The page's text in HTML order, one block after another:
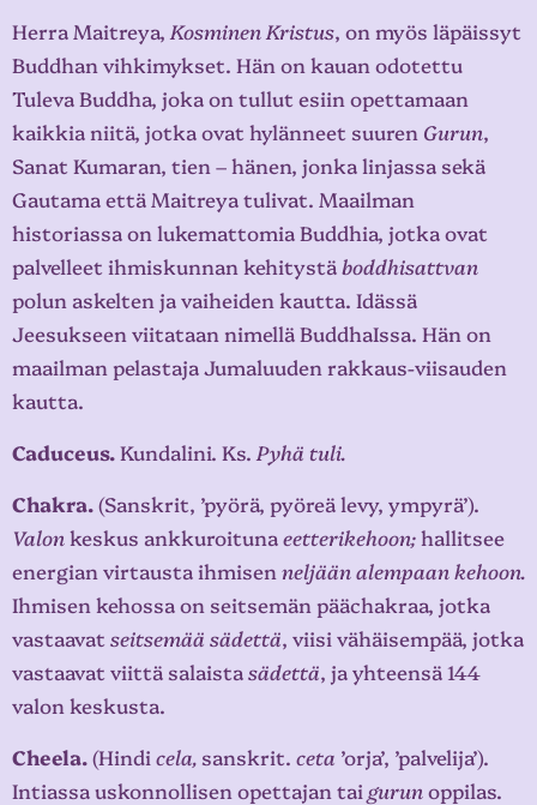
Herra Maitreya, Kosminen Kristus, on myös läpäissyt
Buddhan vihkimykset. Hän on kauan odotettu
Tuleva Buddha, joka on tullut esiin opettamaan
kaikkia niitä, jotka ovat hylänneet suuren Gurun,
Sanat Kumaran, tien – hänen, jonka linjassa sekä
Gautama että Maitreya tulivat. Maailman
historiassa on lukemattomia Buddhia, jotka ovat
palvelleet ihmiskunnan kehitystäboddhisattvan
polun askelten ja vaiheiden kautta. Idässä
Jeesukseen viitataan nimellä BuddhaIssa. Hän on
maailman pelastaja Jumaluuden rakkaus-viisauden
kautta.
Caduceus.Kundalini. Ks. Pyhä tuli.
Chakra.(Sanskrit, ’pyörä, pyöreä levy, ympyrä’).
Valonkeskus ankkuroitunaeetterikehoon;hallitsee
energian virtausta ihmisen neljään alempaan kehoon.
Ihmisen kehossa on seitsemän päächakraa, jotka
vastaavatseitsemää sädettä, viisi vähäisempää, jotka
vastaavat viittä salaistasädettä, ja yhteensä 144
valon keskusta.
Cheela.(Hindi cela, sanskrit. ceta ’orja’, ’palvelija’).
Intiassa uskonnollisen opettajan tai gurunoppilas.